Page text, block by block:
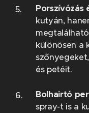
Porszívózás
kutyán,
különösen a
és petéit.
Bolhairtó
spray-t is a